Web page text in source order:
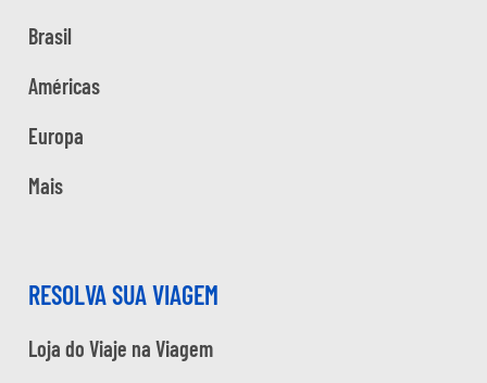
Brasil
Américas
Europa
Mais
RESOLVA SUA VIAGEM
Loja do Viaje na Viagem